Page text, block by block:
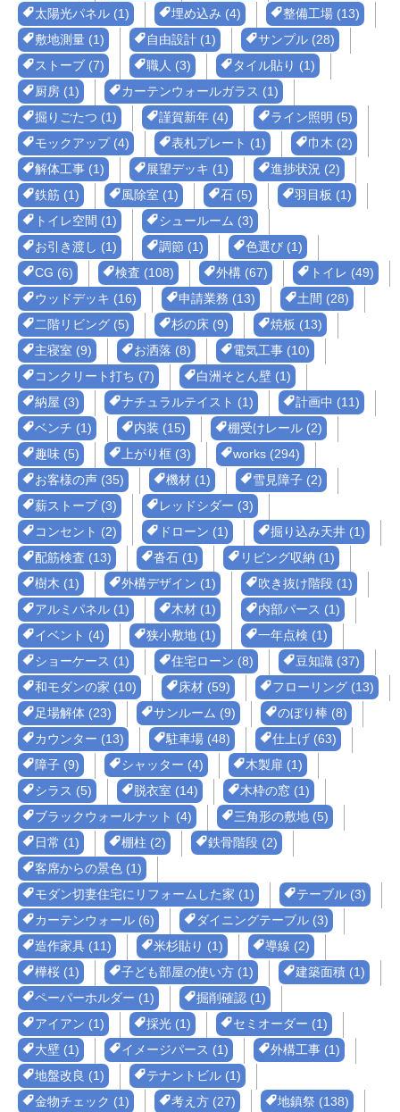
太陽光パネル (1)
埋め込み (4)
整備工場 (13)
敷地測量 (1)
自由設計 (1)
サンプル (28)
ストーブ (7)
職人 (3)
タイル貼り (1)
厨房 (1)
カーテンウォールガラス (1)
掘りごたつ (1)
謹賀新年 (4)
ライン照明 (5)
モックアップ (4)
表札プレート (1)
巾木 (2)
解体工事 (1)
展望デッキ (1)
進捗状況 (2)
鉄筋 (1)
風除室 (1) 石 (5)
羽目板 (1)
トイレ空間 (1)
シュールーム (3)
お引き渡し (1)
調節 (1)
色選び (1)
CG (6)
検査 (108) 外構 (67)
トイレ (49)
ウッドデッキ (16)
申請業務 (13)
土間 (28)
二階リビング (5)
杉の床 (9)
焼板 (13)
主寝室 (9)
お洒落 (8)
電気工事 (10)
コンクリート打ち (7)
白洲そとん壁 (1)
納屋 (3)
ナチュラルテイスト (1)
計画中 (11)
ベンチ (1)
内装 (15)
棚受けレール (2)
趣味 (5)
上がり框 (3)
works (294)
お客様の声 (35)
機材 (1)
雪見障子 (2)
薪ストーブ (3)
レッドシダー (3)
コンセント (2)
ドローン (1)
掘り込み天井 (1)
配筋検査 (13)
沓石 (1)
リビング収納 (1)
樹木 (1)
外構デザイン (1)
吹き抜け階段 (1)
アルミパネル (1)
木材 (1)
内部パース (1)
イベント (4)
狭小敷地 (1)
一年点検 (1)
ショーケース (1)
住宅ローン (8)
豆知識 (37)
和モダンの家 (10)
床材 (59)
フローリング (13)
足場解体 (23)
サンルーム (9)
のぼり棒 (8)
カウンター (13)
駐車場 (48)
仕上げ (63)
障子 (9)
シャッター (4)
木製扉 (1)
シラス (5)
脱衣室 (14)
木枠の窓 (1)
ブラックウォールナット (4)
三角形の敷地 (5)
日常 (1)
棚柱 (2)
鉄骨階段 (2)
客席からの景色 (1)
モダン切妻住宅にリフォームした家 (1)
テーブル (3)
カーテンウォール (6)
ダイニングテーブル (3)
造作家具 (11)
米杉貼り (1)
導線 (2)
樺桜 (1)
子ども部屋の使い方 (1)
建築面積 (1)
ペーパーホルダー (1)
掘削確認 (1)
アイアン (1)
採光 (1)
セミオーダー (1)
大壁 (1)
イメージパース (1)
外構工事 (1)
地盤改良 (1)
テナントビル (1)
金物チェック (1)
考え方 (27) 地鎮祭 (138)